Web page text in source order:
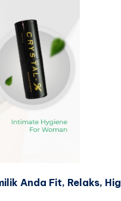
Anda Fit, Relaks,